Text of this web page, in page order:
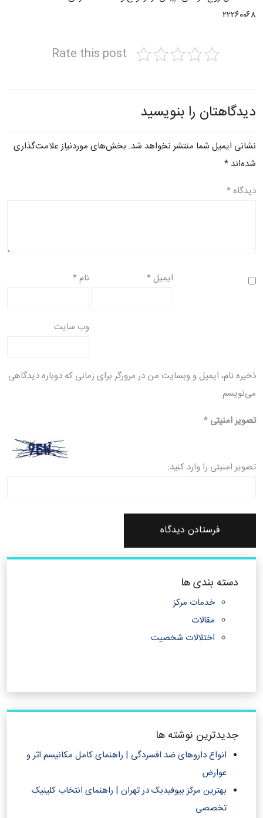
٢٢٢٦٠٠٦٨
Rate this post
دیدگاهتان را بنویسید
نشانی ایمیل شما منتشر نخواهد شد. بخش‌های موردنیاز علامت‌گذاری
شده‌اند *
دیدگاه *
نام* ایمیل*
وب‌ سایت
ذخیره نام، ایمیل و وبسایت من در مرورگر برای زمانی که دوباره دیدگاهی
می‌نویسم.
تصویر امنیتی *
تصویر امنیتی را وارد کنید:
دسته بندی ها
خدمات مرکز
مقالات
اختلالات شخصیت
جدیدترین نوشته ها
انواع داروهای ضد افسردگی | راهنمای کامل مکانیسم اثر و
عوارض
بهترین مرکز بیوفیدبک در تهران | راهنمای انتخاب کلینیک
تخصصی